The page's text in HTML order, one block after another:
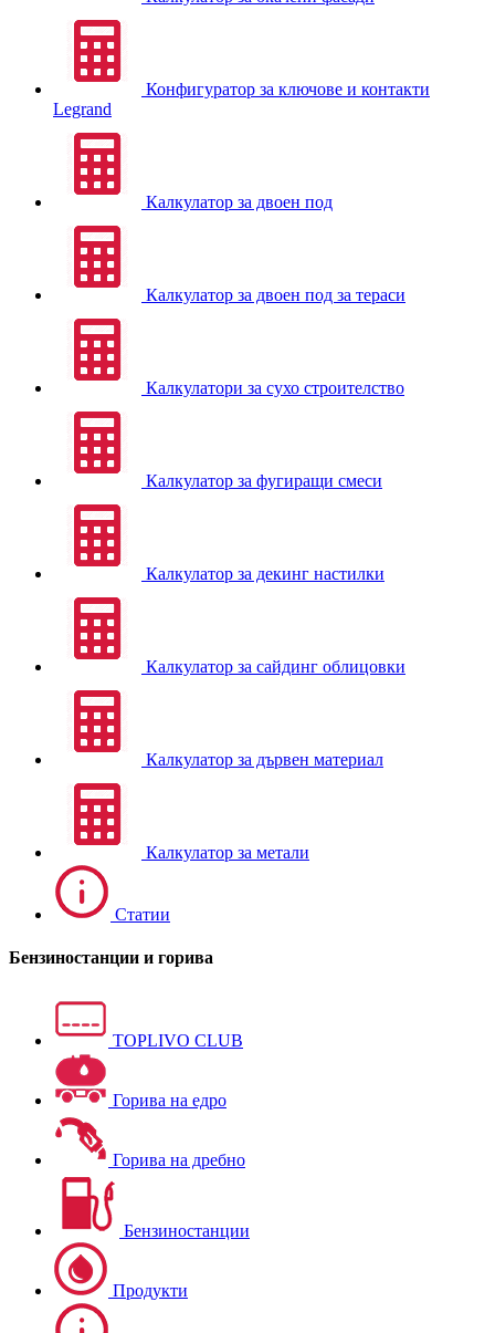
Конфигуратор за ключове и контакти
Legrand
Калкулатор за двоен под
Калкулатор за двоен под за тераси
Калкулатори за сухо строителство
Калкулатор за фугиращи смеси
Калкулатор за декинг настилки
Калкулатор за сайдинг облицовки
Калкулатор за дървен материал
Калкулатор за метали
Статии
Бензиностанции и горива
TOPLIVO CLUB
Горива на едро
Горива на дребно
Бензиностанции
Продукти